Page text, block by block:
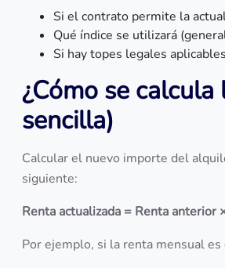
Si el contrato permite la
Qué índice se utilizará
Si hay topes legales
¿Cómo se
sencilla)
Calcular el nuevo importe del
siguiente:
Renta actualizada = Renta anterior
Por ejemplo, si la renta mensual